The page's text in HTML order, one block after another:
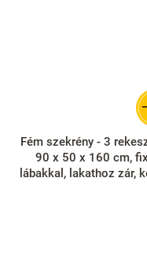
Fém szekrény - 3
90 x 50 x 160 cm, fix
lábakkal, lakathoz zár,